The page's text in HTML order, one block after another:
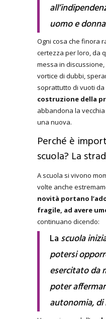
uomo e
Ogni cosa che finora
certezza per loro, da
messa in
vortice di dubbi,
soprattutto di vuoti da
costruzione della
abbandona la
una nuova.
Perché è
scuola? La
A scuola si vivono
volte anche
novità portano
fragile, ad avere
continuano dicendo:
La scuola
potersi
esercitato da
poter
autonomia,